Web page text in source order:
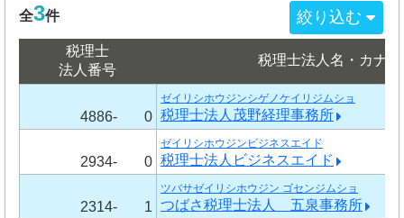
全3件 絞り込む
税理士
法人番号
税理士法人名・カナ
4886- 0
ゼイリシホウジンシゲノケイリジムショ
税理士法人茂野経理事務所
2934- 0
ゼイリシホウジンビジネスエイド
税理士法人ビジネスエイド
2314- 1
ツバサゼイリシホウジン ゴセンジムショ
つばさ税理士法人 五泉事務所